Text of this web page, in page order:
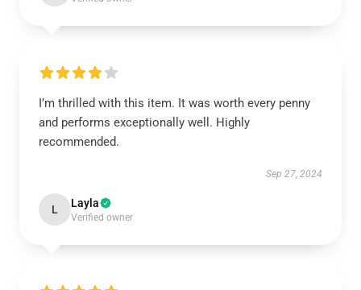
I’m thrilled with this item. It was worth every penny
and performs exceptionally well. Highly
recommended.
Sep 27, 2024
L Layla
Verified owner